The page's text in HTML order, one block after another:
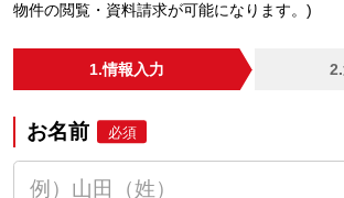
物件の閲覧・資料請求が可能になります。)
1.情報入力
お名前 必須